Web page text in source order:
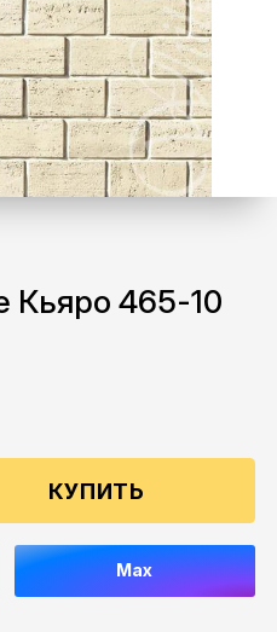
Кьяро 465-10
КУПИТЬ
Max